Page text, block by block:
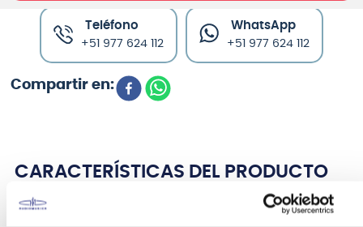
Teléfono
+51 977 624 112
WhatsApp
+51 977 624 112
CARACTERÍSTICAS DEL PRODUCTO